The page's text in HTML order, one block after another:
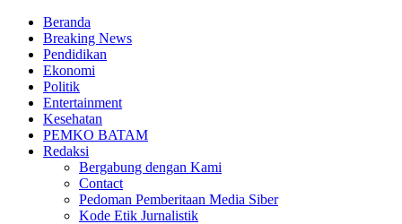
Beranda
Breaking News
Pendidikan
Ekonomi
Politik
Entertainment
Kesehatan
PEMKO BATAM
Redaksi
Bergabung dengan Kami
Contact
Pedoman Pemberitaan Media Siber
Kode Etik Jurnalistik